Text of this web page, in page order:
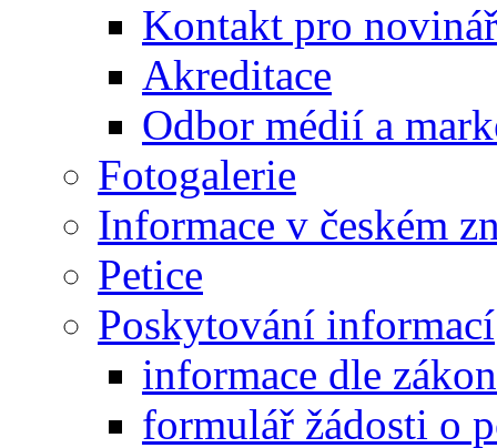
Kontakt pro
Akreditace
Odbor médií a
Fotogalerie
Informace v českém
Petice
Poskytování informací
informace dle
formulář žádosti o